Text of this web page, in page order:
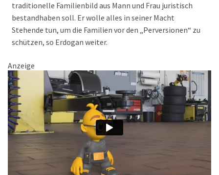
traditionelle Familienbild aus Mann und Frau juristisch
bestandhaben soll. Er wolle alles in seiner Macht
Stehende tun, um die Familien vor den „Perversionen“ zu
schützen, so Erdogan weiter.
Anzeige